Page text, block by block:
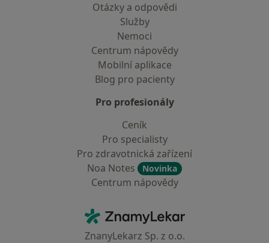
Otázky a odpovědi
Služby
Nemoci
Centrum nápovědy
Mobilní aplikace
Blog pro pacienty
Pro profesionály
Ceník
Pro specialisty
Pro zdravotnická zařízení
Noa Notes
Novinka
Centrum nápovědy
ZnamyLekar - Hlavní stránka
ZnanyLekarz Sp. z o.o.